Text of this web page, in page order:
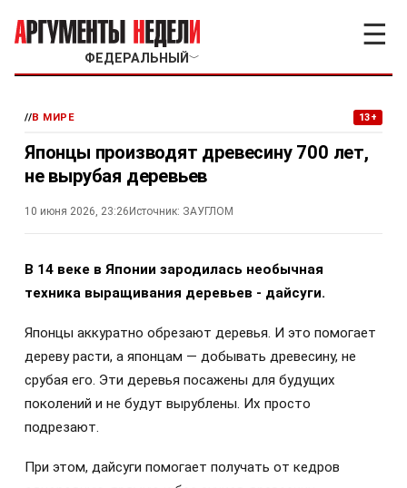
ФЕДЕРАЛЬНЫЙ ﹀
☰
//В МИРЕ 13+
Японцы производят древесину 700 лет,
не вырубая деревьев
10 июня 2026, 23:26 Источник: ЗАУГЛОМ
В 14 веке в Японии зародилась необычная
техника выращивания деревьев - дайсуги.
Японцы аккуратно обрезают деревья. И это помогает
дереву расти, а японцам — добывать древесину, не
срубая его. Эти деревья посажены для будущих
поколений и не будут вырублены. Их просто
подрезают.
При этом, дайсуги помогает получать от кедров